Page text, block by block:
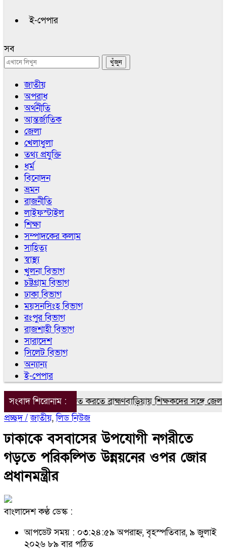
ই-পেপার
সব
জাতীয়
অপরাধ
অর্থনীতি
আন্তর্জাতিক
জেলা
খেলাধুলা
তথ্য প্রযুক্তি
ধর্ম
বিনোদন
ভ্রমন
রাজনীতি
লাইফস্টাইল
শিক্ষা
সম্পাদকের কলাম
সাহিত্য
স্বাস্থ্য
খুলনা বিভাগ
চট্টগ্রাম বিভাগ
ঢাকা বিভাগ
ময়সনসিংহ বিভাগ
রংপুর বিভাগ
রাজশাহী বিভাগ
সারাদেশ
সিলেট বিভাগ
অন্যান্য
ই-পেপার
সংবাদ শিরোনাম :
শিক্ষা নিশ্চিত করতে ব্রাহ্মণবাড়িয়ায় শিক্ষকদের সঙ্গে জেলা
প্রচ্ছদ / জাতীয়,লিড নিউজ
ঢাকাকে বসবাসের উপযোগী নগরীতে
গড়তে পরিকল্পিত উন্নয়নের ওপর জোর
প্রধানমন্ত্রীর
বাংলাদেশ কণ্ঠ ডেস্ক :
আপডেট সময় : ০৩:২৪:৫৯ অপরাহ্ন, বৃহস্পতিবার, ৯ জুলাই
২০২৬ ৮৯ বার পঠিত